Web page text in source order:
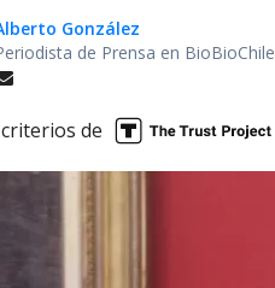
González
de Prensa en BioBioChile
de